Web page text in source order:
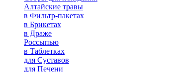
Алтайские травы
в Фильтр-пакетах
в Брикетах
в Драже
Россыпью
в Таблетках
для Cуставов
для Печени